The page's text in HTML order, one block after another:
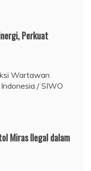
Perkuat
Wartawan
/ SIWO
Miras Ilegal dalam